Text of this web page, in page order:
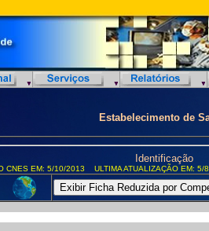
Estabelecimento de
Identificação
CNES EM: 5/10/2013 ULTIMA ATUALIZAÇÃO EM: